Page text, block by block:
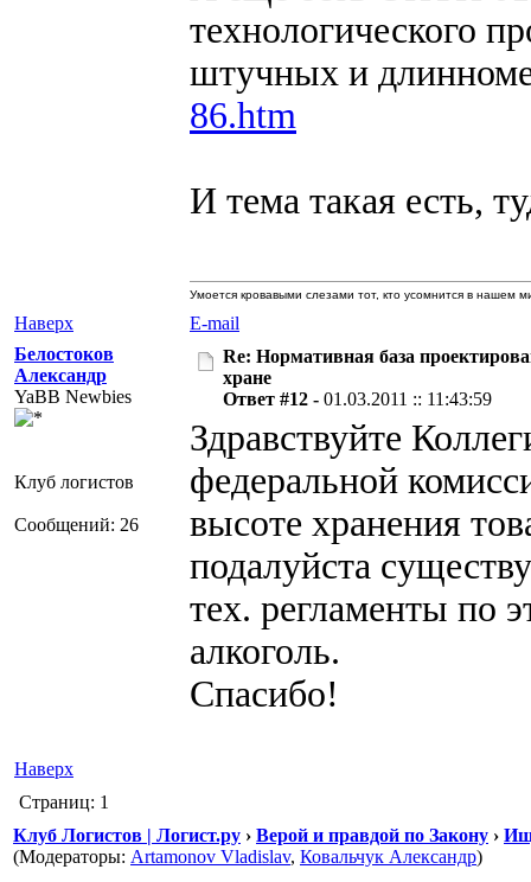
технологического
штучных и
86.htm
И тема такая есть,
Наверх
Умоется кровавыми слезами тот, кто усомнится в нашем
E-mail
Белостоков
Александр
YaBB Newbies
Клуб логистов
Сообщений: 26
Re: Нормативная база
хране
Ответ #12 - 01.03.2011 :: 11:43:59
Здравствуйте
федеральной
высоте хранения
подалуйста
тех. регламенты по
алкоголь.
Спасибо!
Наверх
Страниц: 1
Клуб Логистов | Логист.ру › Верой и правдой по Закону ›
(Модераторы: Artamonov Vladislav, Ковальчук Александр)